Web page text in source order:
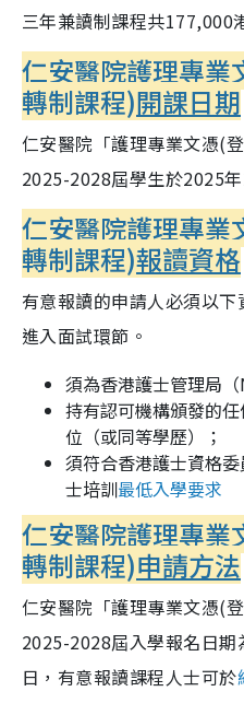
三年兼讀制課程共177,000
仁安醫院護理專業
轉制課程)開課日期
仁安醫院「護理專業文憑(
2025-2028屆學生於2025
仁安醫院護理專業
轉制課程)報讀資格
有意報讀的申請人必須以下
進入面試環節。
須為香港護士管理局
持有認可機構頒發的
位（或同等學歷）；
須符合香港護士資格
士培訓最低入學要求
仁安醫院護理專業
轉制課程)申請方法
仁安醫院「護理專業文憑(
2025-2028屆入學報名日
日，有意報讀課程人士可於